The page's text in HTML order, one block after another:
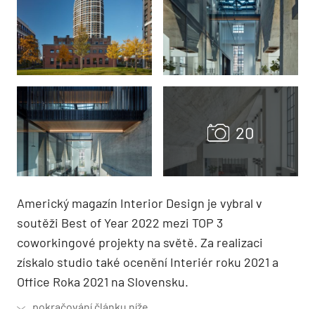
Americký magazín Interior Design je vybral v
soutěži Best of Year 2022 mezi TOP 3
coworkingové projekty na světě. Za realizaci
získalo studio také ocenění Interiér roku 2021 a
Office Roka 2021 na Slovensku.